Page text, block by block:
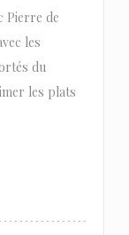
Pierre de
les
du
les plats